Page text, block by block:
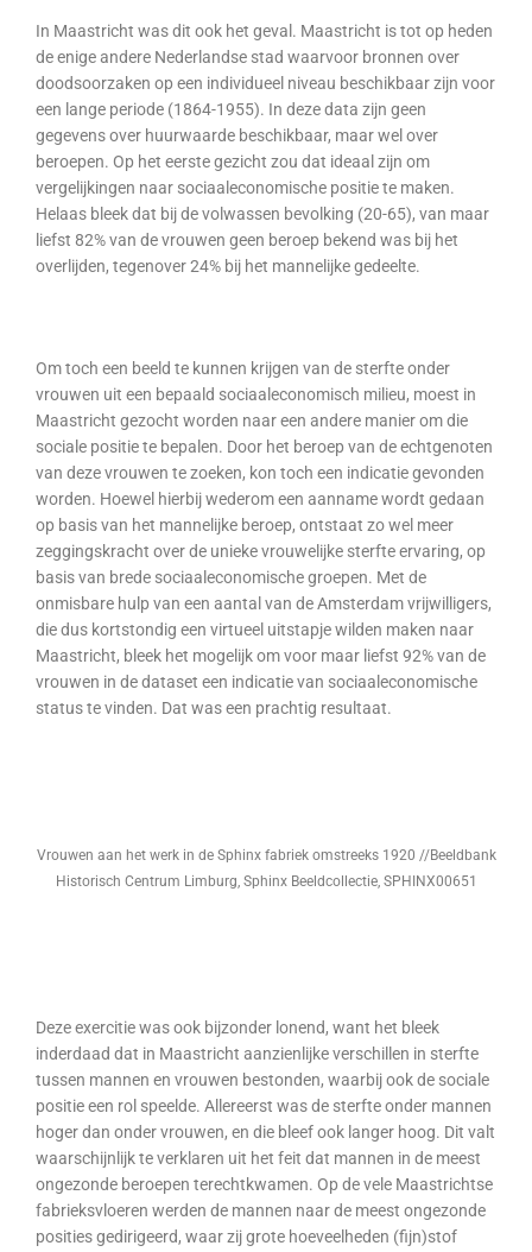
In Maastricht was dit ook het geval. Maastricht is tot op heden
de enige andere Nederlandse stad waarvoor bronnen over
doodsoorzaken op een individueel niveau beschikbaar zijn voor
een lange periode (1864-1955). In deze data zijn geen
gegevens over huurwaarde beschikbaar, maar wel over
beroepen. Op het eerste gezicht zou dat ideaal zijn om
vergelijkingen naar sociaaleconomische positie te maken.
Helaas bleek dat bij de volwassen bevolking (20-65), van maar
liefst 82% van de vrouwen geen beroep bekend was bij het
overlijden, tegenover 24% bij het mannelijke gedeelte.
Om toch een beeld te kunnen krijgen van de sterfte onder
vrouwen uit een bepaald sociaaleconomisch milieu, moest in
Maastricht gezocht worden naar een andere manier om die
sociale positie te bepalen. Door het beroep van de echtgenoten
van deze vrouwen te zoeken, kon toch een indicatie gevonden
worden. Hoewel hierbij wederom een aanname wordt gedaan
op basis van het mannelijke beroep, ontstaat zo wel meer
zeggingskracht over de unieke vrouwelijke sterfte ervaring, op
basis van brede sociaaleconomische groepen. Met de
onmisbare hulp van een aantal van de Amsterdam vrijwilligers,
die dus kortstondig een virtueel uitstapje wilden maken naar
Maastricht, bleek het mogelijk om voor maar liefst 92% van de
vrouwen in de dataset een indicatie van sociaaleconomische
status te vinden. Dat was een prachtig resultaat.
Vrouwen aan het werk in de Sphinx fabriek omstreeks 1920 //Beeldbank
Historisch Centrum Limburg, Sphinx Beeldcollectie, SPHINX00651
Deze exercitie was ook bijzonder lonend, want het bleek
inderdaad dat in Maastricht aanzienlijke verschillen in sterfte
tussen mannen en vrouwen bestonden, waarbij ook de sociale
positie een rol speelde. Allereerst was de sterfte onder mannen
hoger dan onder vrouwen, en die bleef ook langer hoog. Dit valt
waarschijnlijk te verklaren uit het feit dat mannen in de meest
ongezonde beroepen terechtkwamen. Op de vele Maastrichtse
fabrieksvloeren werden de mannen naar de meest ongezonde
posities gedirigeerd, waar zij grote hoeveelheden (fijn)stof